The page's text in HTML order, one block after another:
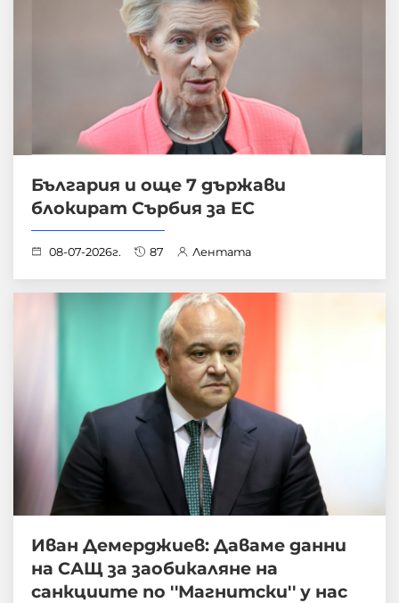
България и още 7 държави
блокират Сърбия за ЕС
08-07-2026г. 87 Лентата
Иван Демерджиев: Даваме данни
на САЩ за заобикаляне на
санкциите по ''Магнитски'' у нас